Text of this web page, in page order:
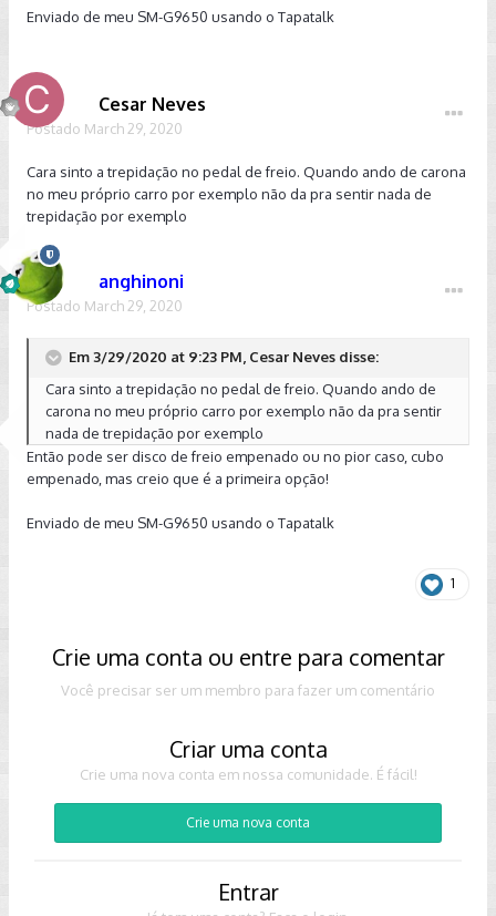
Enviado de meu SM-G9650 usando o Tapatalk
Cesar Neves
Postado March 29, 2020
Cara sinto a trepidação no pedal de freio. Quando ando de carona
no meu próprio carro por exemplo não da pra sentir nada de
trepidação por exemplo
anghinoni
Postado March 29, 2020
Em 3/29/2020 at 9:23 PM, Cesar Neves disse:
Cara sinto a trepidação no pedal de freio. Quando ando de
carona no meu próprio carro por exemplo não da pra sentir
nada de trepidação por exemplo
Então pode ser disco de freio empenado ou no pior caso, cubo
empenado, mas creio que é a primeira opção!
Enviado de meu SM-G9650 usando o Tapatalk
1
Crie uma conta ou entre para comentar
Você precisar ser um membro para fazer um comentário
Criar uma conta
Crie uma nova conta em nossa comunidade. É fácil!
Crie uma nova conta
Entrar